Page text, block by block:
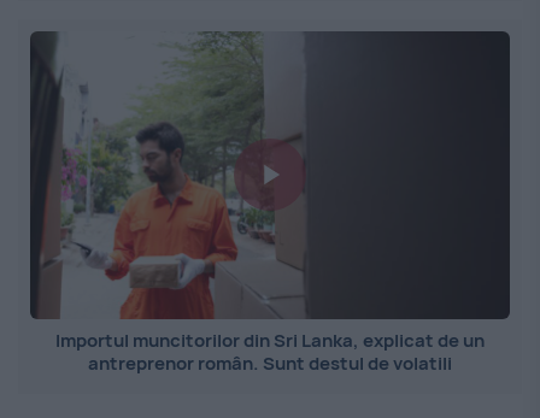
Importul muncitorilor din Sri Lanka, explicat de un
antreprenor român. Sunt destul de volatili